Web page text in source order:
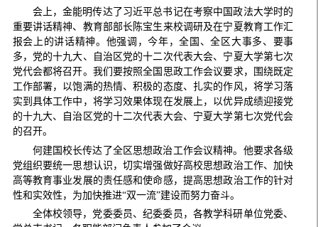
会上，金能明传达了习近平总书记在考察中国政法大学时的
重要讲话精神、教育部部长陈宝生来校调研及在宁夏教育工作汇
报会上的讲话精神。他强调，今年，全国、全区大事多、要事
多，党的十九大、自治区党的十二次代表大会、宁夏大学第七次
党代会都将召开。我们要按照全国思政工作会议要求，围绕既定
工作部署，以饱满的热情、积极的态度、扎实的作风，将学习落
实到具体工作中，将学习效果体现在发展上，以优异成绩迎接党
的十九大、自治区党的十二次代表大会、宁夏大学第七次党代会
的召开。
何建国校长传达了全区思想政治工作会议精神。他要求各级
党组织要统一思想认识，切实增强做好高校思想政治工作、加快
高等教育事业发展的责任感和使命感，提高思想政治工作的针对
性和实效性，为加快推进“双一流”建设而努力奋斗。
全体校领导，党委委员、纪委委员，各教学科研单位党委、